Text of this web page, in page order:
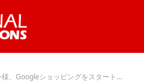
、Googleショッピングをスタート…